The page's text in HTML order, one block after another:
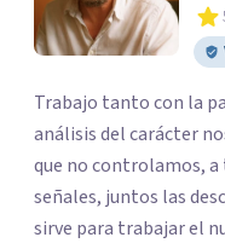
Trabajo tanto con la
análisis del carácter
que no controlamos, a
señales, juntos las
sirve para trabajar el